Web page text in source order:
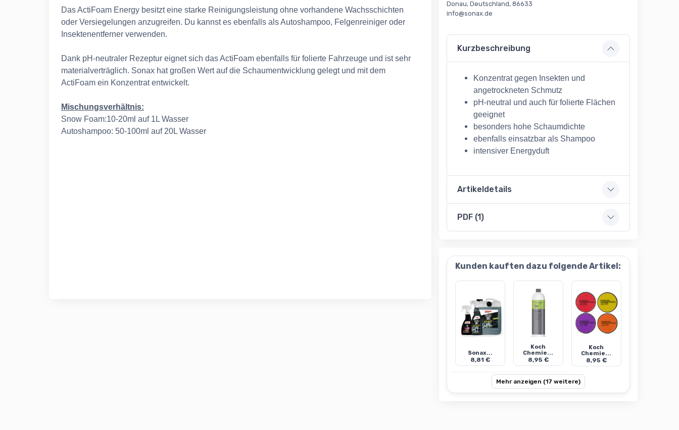
Das ActiFoam Energy besitzt eine starke Reinigungsleistung ohne vorhandene Wachsschichten
oder Versiegelungen anzugreifen. Du kannst es ebenfalls als Autoshampoo, Felgenreiniger oder
Insektenentferner verwenden.
Dank pH-neutraler Rezeptur eignet sich das ActiFoam ebenfalls für folierte Fahrzeuge und ist sehr
materialverträglich. Sonax hat großen Wert auf die Schaumentwicklung gelegt und mit dem
ActiFoam ein Konzentrat entwickelt.
Mischungsverhältnis:
Snow Foam:10-20ml auf 1L Wasser
Autoshampoo: 50-100ml auf 20L Wasser
Donau, Deutschland, 86633
info@sonax.de
Kurzbeschreibung
Konzentrat gegen Insekten und
angetrockneten Schmutz
pH-neutral und auch für folierte Flächen
geeignet
besonders hohe Schaumdichte
ebenfalls einsatzbar als Shampoo
intensiver Energyduft
Artikeldetails
PDF (1)
Kunden kauften dazu folgende Artikel:
Sonax...
8,81 €
Koch
Chemie...
8,95 €
Koch
Chemie...
8,95 €
Mehr anzeigen (17 weitere)